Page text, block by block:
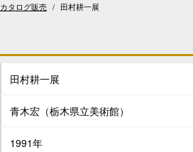
カタログ販売 田村耕一展
田村耕一展
青木宏（栃木県立美術館）
1991年